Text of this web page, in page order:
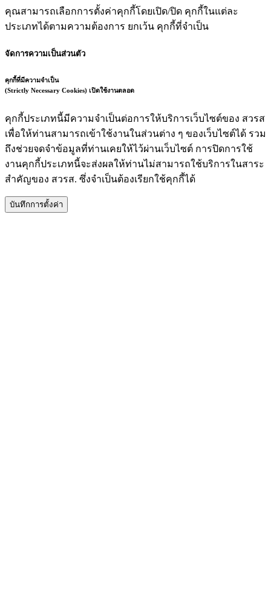
คุณสามารถเลือกการตั้งค่าคุกกี้โดยเปิด/ปิด คุกกี้ในแต่ละ
ประเภทได้ตามความต้องการ ยกเว้น คุกกี้ที่จำเป็น
จัดการความเป็นส่วนตัว
คุกกี้ที่มีความจำเป็น
(Strictly Necessary Cookies) เปิดใช้งานตลอด
คุกกี้ประเภทนี้มีความจำเป็นต่อการให้บริการเว็บไซต์ของ สวรส
เพื่อให้ท่านสามารถเข้าใช้งานในส่วนต่าง ๆ ของเว็บไซต์ได้ รวม
ถึงช่วยจดจำข้อมูลที่ท่านเคยให้ไว้ผ่านเว็บไซต์ การปิดการใช้
งานคุกกี้ประเภทนี้จะส่งผลให้ท่านไม่สามารถใช้บริการในสาระ
สำคัญของ สวรส. ซึ่งจำเป็นต้องเรียกใช้คุกกี้ได้
บันทึกการตั้งค่า